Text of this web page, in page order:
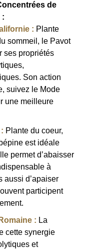
de
:
: Plante
sommeil, le Pavot
ses propriétés
Son action
suivez le Mode
une meilleure
Plante du coeur,
est idéale
permet d’abaisser
à
aussi d’apaiser
participent
: La
cette synergie
et